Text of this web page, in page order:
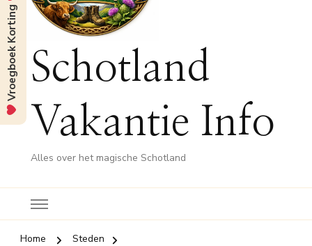
Schotland
Vakantie Info
Alles over het magische Schotland
Home
Steden
Vroegboek Korting